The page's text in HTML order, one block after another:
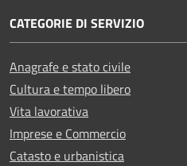
CATEGORIE DI SERVIZIO
Anagrafe e stato civile
Cultura e tempo libero
Vita lavorativa
Imprese e Commercio
Catasto e urbanistica